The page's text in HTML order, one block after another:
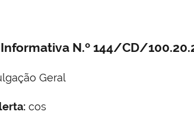
N.º 144/CD/
Geral
cos